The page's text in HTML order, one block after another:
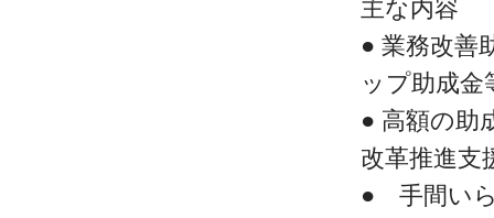
主な内容
● 業務改善
ップ助成金
● 高額の助
改革推進支
● 手間いら